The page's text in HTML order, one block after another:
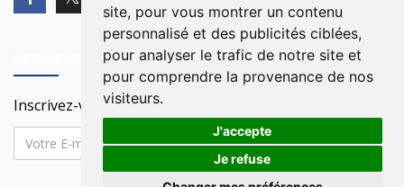
site, pour vous montrer un contenu
personnalisé et des publicités ciblées,
pour analyser le trafic de notre site et
pour comprendre la provenance de nos
visiteurs.
J'accepte
Je refuse
Inscrivez-vous à notre Newsletter